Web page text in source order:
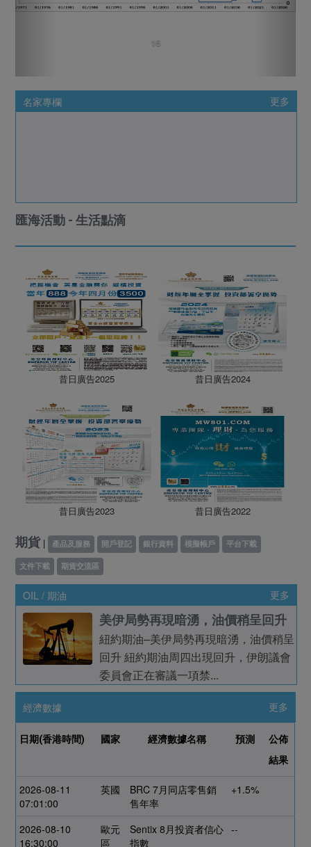
16
名家專欄 更多
匯海活動 - 生活點滴
昔日廣告2025 昔日廣告2024
昔日廣告2023 昔日廣告2022
期貨 | 產品及服務 開戶登記 銀行資料 模擬帳戶 平台下載
文件下載 期貨交流區
OIL / 期油 更多
美伊局勢再現暗湧，油價稍呈回升
紐約期油–美伊局勢再現暗湧，油價稍呈
回升 紐約期油周四出現回升，伊朗議會
委員會正在審議一項禁...
經濟數據 更多
日期(香港時間) 國家 經濟數據名稱 預測
公佈
結果
2026-08-11
07:01:00
英國
BRC 7月同店零售銷
售年率
+1.5%
2026-08-10
16:30:00
歐元
區
Sentix 8月投資者信心
指數
--